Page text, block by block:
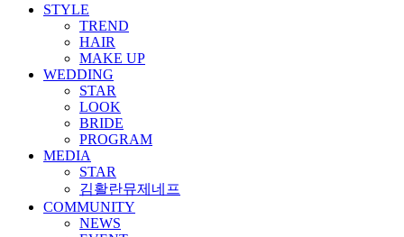
STYLE
TREND
HAIR
MAKE UP
WEDDING
STAR
LOOK
BRIDE
PROGRAM
MEDIA
STAR
김활란뮤제네프
COMMUNITY
NEWS